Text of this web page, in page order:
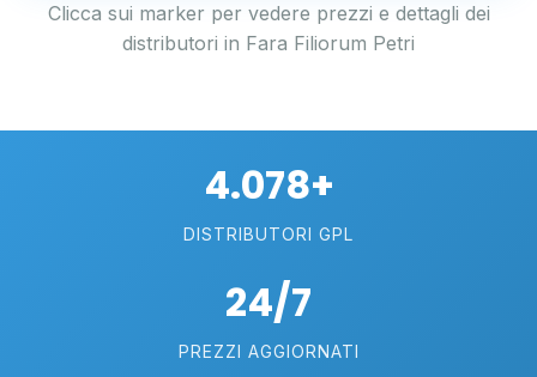
Clicca sui marker per vedere prezzi e dettagli dei
distributori in Fara Filiorum Petri
4.078+
DISTRIBUTORI GPL
24/7
PREZZI AGGIORNATI